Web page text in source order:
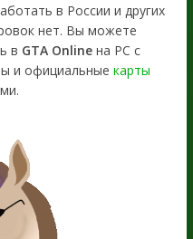
в России и других
нет. Вы можете
в GTA Onlineна PC с
и официальные карты